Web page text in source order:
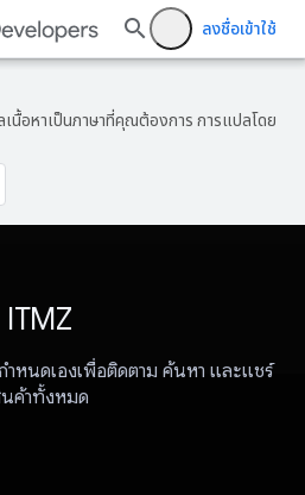
ลงชื่อเข้าใช้
เนื้อหาเป็นภาษาที่คุณต้องการ การแปลโดย
ITMZ
หนดเองเพื่อติดตาม ค้นหา และแชร์
ค้าทั้งหมด